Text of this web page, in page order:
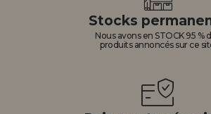
ENREGISTREMENT
Stocks
Nous avons en STOCK 95 %
produits annoncés sur ce